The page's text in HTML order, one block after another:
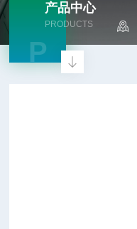
产品中心
PRODUCTS
P